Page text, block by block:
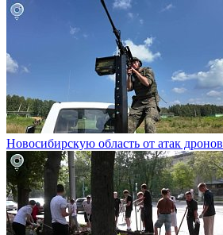
Новосибирскую область от атак дронов